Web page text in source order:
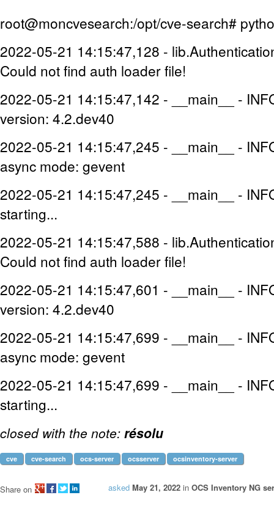
root@moncvesearch:/opt/cve-search#
2022-05-21 14:15:47,128 -
Could not find auth loader file!
2022-05-21 14:15:47,142 - __main__ -
version: 4.2.dev40
2022-05-21 14:15:47,245 - __main__ -
async mode: gevent
2022-05-21 14:15:47,245 - __main__ -
starting...
2022-05-21 14:15:47,588 -
Could not find auth loader file!
2022-05-21 14:15:47,601 - __main__ -
version: 4.2.dev40
2022-05-21 14:15:47,699 - __main__ -
async mode: gevent
2022-05-21 14:15:47,699 - __main__ -
starting...
closed with the note: résolu
cve cve-search ocs-server ocsserver ocsinventory-server
asked May 21, 2022 in OCS Inventory NG
Share on